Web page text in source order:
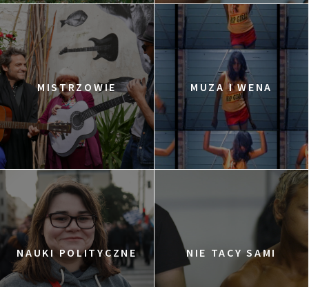
MISTRZOWIE MUZA I WENA
NAUKI POLITYCZNE NIE TACY SAMI